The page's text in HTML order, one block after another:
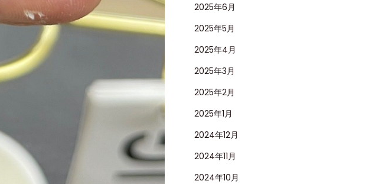
2025年6月
2025年5月
2025年4月
2025年3月
2025年2月
2025年1月
2024年12月
2024年11月
2024年10月